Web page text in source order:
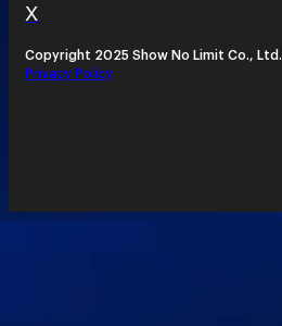
X
Copyright 2025 Show No Limit Co., Ltd.
Privacy Policy